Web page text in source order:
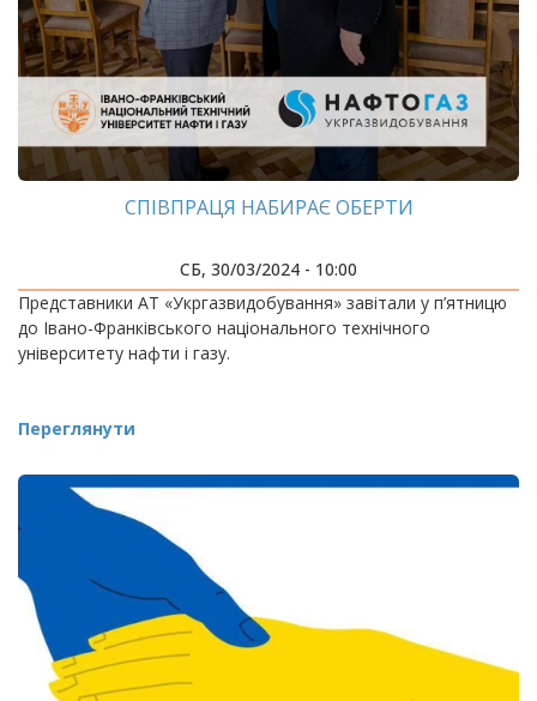
СПІВПРАЦЯ НАБИРАЄ ОБЕРТИ
СБ, 30/03/2024 - 10:00
Представники АТ «Укргазвидобування» завітали у п’ятницю
до Івано-Франківського національного технічного
університету нафти і газу.
Переглянути